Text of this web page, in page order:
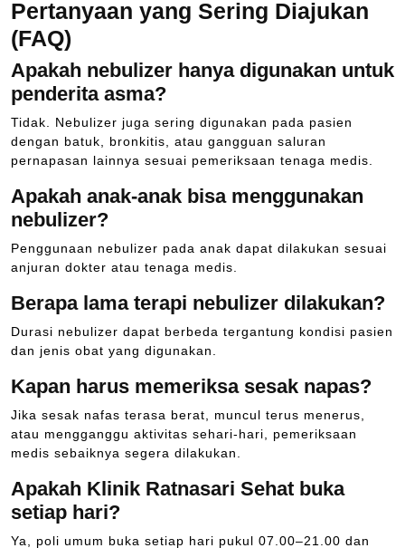
Pertanyaan yang Sering Diajukan
(FAQ)
Apakah nebulizer hanya digunakan untuk
penderita asma?
Tidak. Nebulizer juga sering digunakan pada pasien
dengan batuk, bronkitis, atau gangguan saluran
pernapasan lainnya sesuai pemeriksaan tenaga medis.
Apakah anak-anak bisa menggunakan
nebulizer?
Penggunaan nebulizer pada anak dapat dilakukan sesuai
anjuran dokter atau tenaga medis.
Berapa lama terapi nebulizer dilakukan?
Durasi nebulizer dapat berbeda tergantung kondisi pasien
dan jenis obat yang digunakan.
Kapan harus memeriksa sesak napas?
Jika sesak nafas terasa berat, muncul terus menerus,
atau mengganggu aktivitas sehari-hari, pemeriksaan
medis sebaiknya segera dilakukan.
Apakah Klinik Ratnasari Sehat buka
setiap hari?
Ya, poli umum buka setiap hari pukul 07.00–21.00 dan